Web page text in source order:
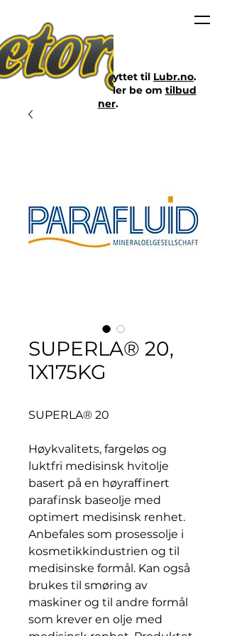
SUPERLA® 20,
1X175KG
SUPERLA® 20
Høykvalitets, fargeløs og
luktfri medisinsk hvitolje
basert på en høyraffinert
parafinsk baseolje med
optimert medisinsk renhet.
Anbefales som prosessolje i
kosmetikkindustrien og til
medisinske formål. Kan også
brukes til smøring av
maskiner og til andre formål
som krever en olje med
Nettbutikken er flyttet til Lubr.no.
Klikk på lenken eller be om tilbud
her.